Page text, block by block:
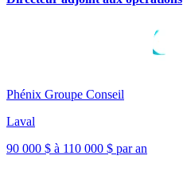
Phénix Groupe Conseil
Laval
90 000 $ à 110 000 $ par an